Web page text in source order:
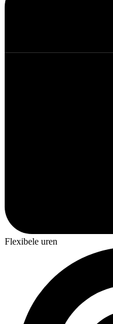
Flexibele uren